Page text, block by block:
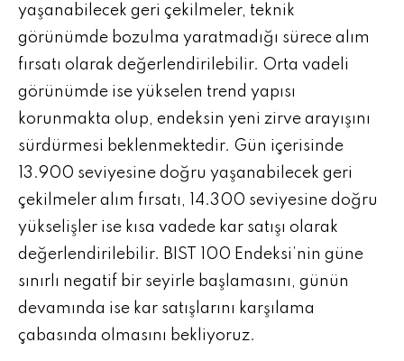
yaşanabilecek geri çekilmeler, teknik
görünümde bozulma yaratmadığı sürece alım
fırsatı olarak değerlendirilebilir. Orta vadeli
görünümde ise yükselen trend yapısı
korunmakta olup, endeksin yeni zirve arayışını
sürdürmesi beklenmektedir. Gün içerisinde
13.900 seviyesine doğru yaşanabilecek geri
çekilmeler alım fırsatı, 14.300 seviyesine doğru
yükselişler ise kısa vadede kar satışı olarak
değerlendirilebilir. BIST 100 Endeksi’nin güne
sınırlı negatif bir seyirle başlamasını, günün
devamında ise kar satışlarını karşılama
çabasında olmasını bekliyoruz.